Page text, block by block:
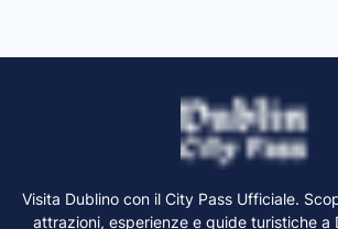
Visita Dublino con il City Pass Ufficiale.
attrazioni, esperienze e guide turistiche a